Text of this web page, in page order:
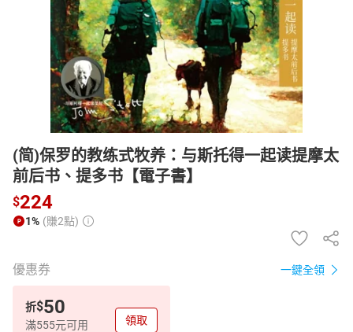
日本購物 電子/紙本書
HOT
(简)保罗的教练式牧养：与斯托得一起读提摩太
前后书、提多书【電子書】
$224
1% (賺2點)
優惠券 一鍵全領
折$50
滿555元可用 領取